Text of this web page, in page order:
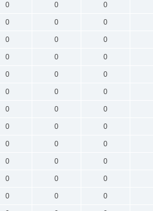
0 0 0
0 0 0
0 0 0
0 0 0
0 0 0
0 0 0
0 0 0
0 0 0
0 0 0
0 0 0
0 0 0
0 0 0